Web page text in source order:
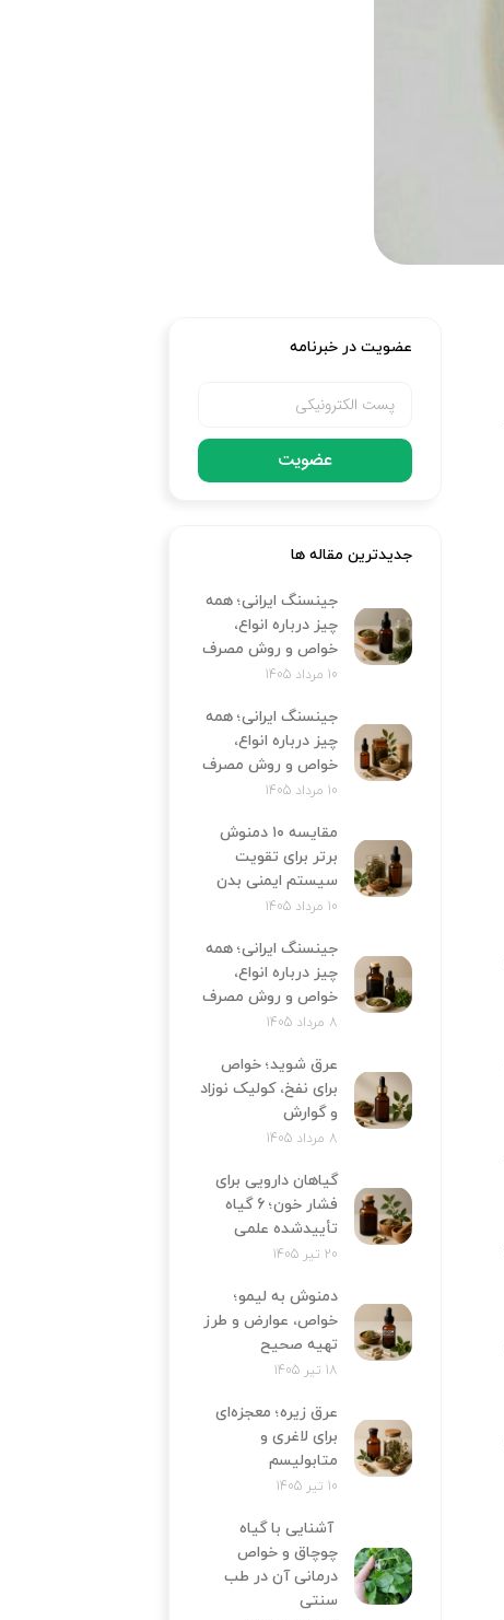
عضویت در خبرنامه
عضویت
جدیدترین مقاله ها
جینسنگ ایرانی؛ همه
چیز درباره انواع،
خواص و روش مصرف
10 مرداد 1405
جینسنگ ایرانی؛ همه
چیز درباره انواع،
خواص و روش مصرف
10 مرداد 1405
مقایسه ۱۰ دمنوش
برتر برای تقویت
سیستم ایمنی بدن
10 مرداد 1405
جینسنگ ایرانی؛ همه
چیز درباره انواع،
خواص و روش مصرف
8 مرداد 1405
عرق شوید؛ خواص
برای نفخ، کولیک نوزاد
و گوارش
8 مرداد 1405
گیاهان دارویی برای
فشار خون؛ 6 گیاه
تأییدشده علمی
20 تیر 1405
دمنوش به لیمو؛
خواص، عوارض و طرز
تهیه صحیح
18 تیر 1405
عرق زیره؛ معجزه‌ای
برای لاغری و
متابولیسم
10 تیر 1405
آشنایی با گیاه
چوچاق و خواص
درمانی آن در طب
سنتی